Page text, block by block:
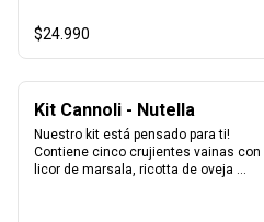
pistacho y una exquisita crema de
pistacho.
$24.990
Kit Cannoli - Nutella
Nuestro kit está pensado para ti!
Contiene cinco crujientes vainas con
licor de marsala, ricotta de oveja